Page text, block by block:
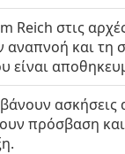
Reich στις
και τη
είναι
πρόσβαση